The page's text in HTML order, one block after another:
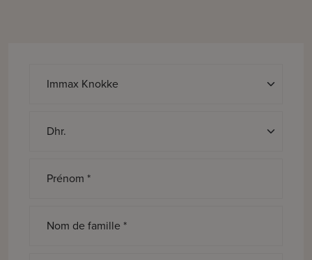
Prénom *
Nom de famille *